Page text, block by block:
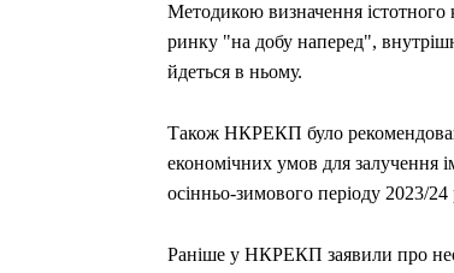
Методикою визначення істотного
ринку "на добу наперед",
йдеться в ньому.
Також НКРЕКП було
економічних умов для залучення
осінньо-зимового періоду 2023/24
Раніше у НКРЕКП заявили про